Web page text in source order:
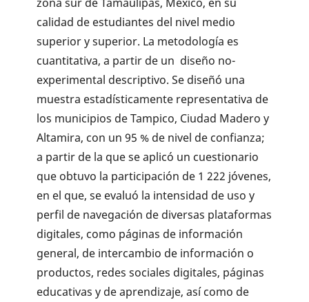
calidad de estudiantes del nivel medio
superior y superior. La metodología es
cuantitativa, a partir de un diseño no-
experimental descriptivo. Se diseñó una
muestra estadísticamente representativa de
los municipios de Tampico, Ciudad Madero y
Altamira, con un 95 % de nivel de confianza;
a partir de la que se aplicó un cuestionario
que obtuvo la participación de 1 222 jóvenes,
en el que, se evaluó la intensidad de uso y
perfil de navegación de diversas plataformas
digitales, como páginas de información
general, de intercambio de información o
productos, redes sociales digitales, páginas
educativas y de aprendizaje, así como de